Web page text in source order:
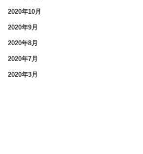
2020年10月
2020年9月
2020年8月
2020年7月
2020年3月